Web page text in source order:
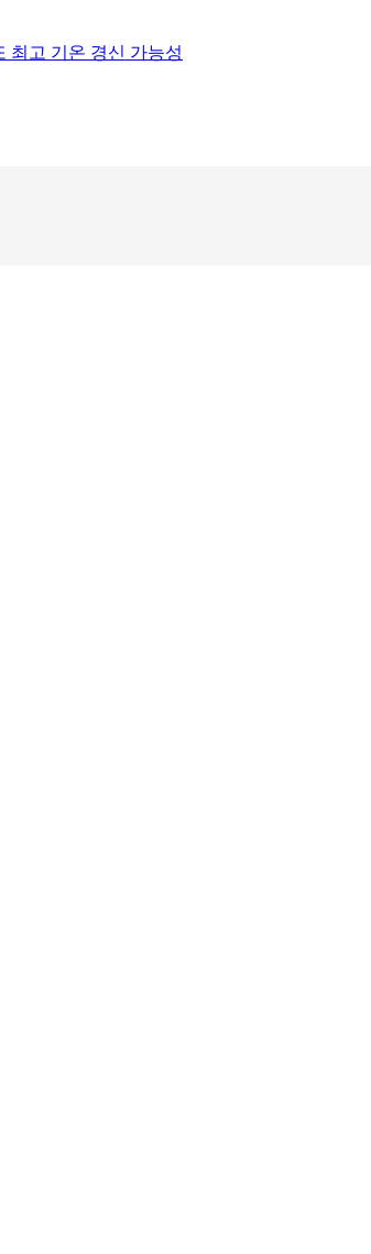
최고 기온 경신 가능성